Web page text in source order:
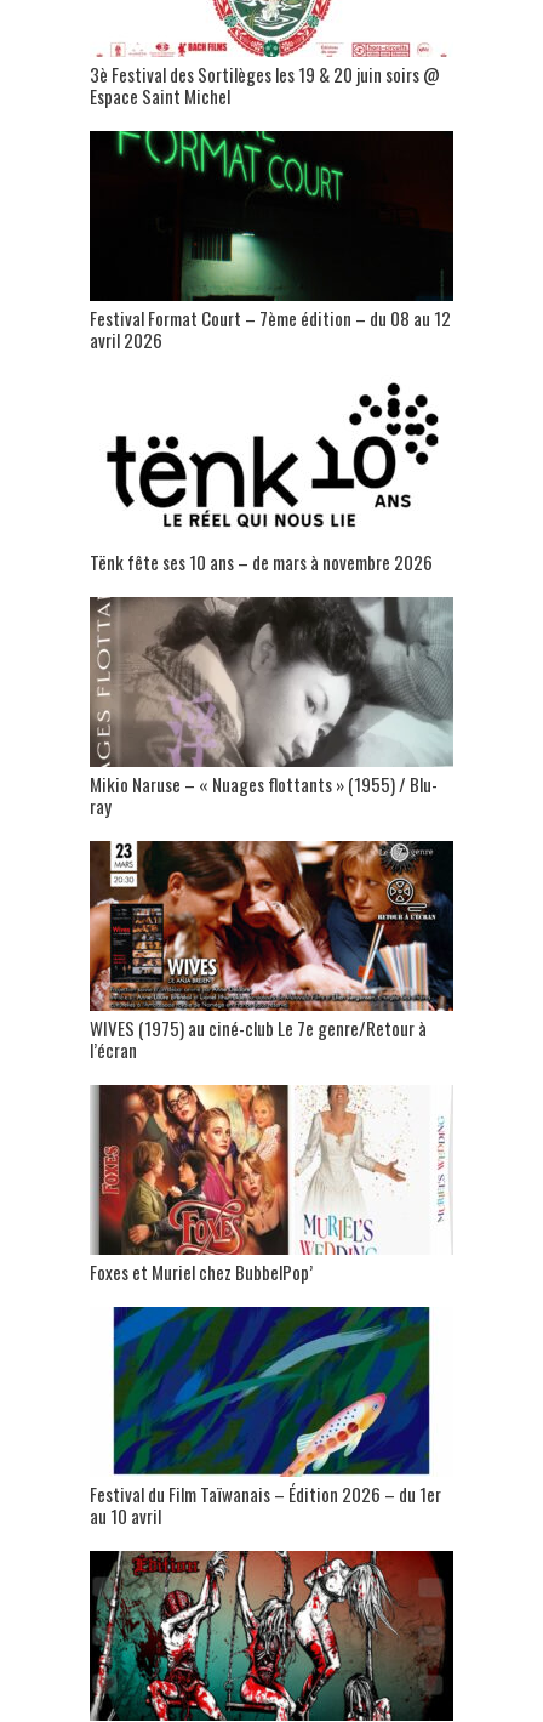
3è Festival des Sortilèges les 19 & 20 juin soirs @
Espace Saint Michel
Festival Format Court – 7ème édition – du 08 au 12
avril 2026
Tënk fête ses 10 ans – de mars à novembre 2026
Mikio Naruse – « Nuages flottants » (1955) / Blu-
ray
WIVES (1975) au ciné-club Le 7e genre/Retour à
l’écran
Foxes et Muriel chez BubbelPop’
Festival du Film Taïwanais – Édition 2026 – du 1er
au 10 avril